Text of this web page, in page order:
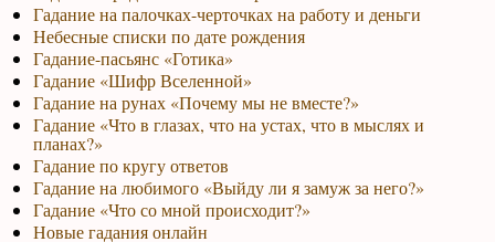
Гадание на палочках-черточках на работу и деньги
Небесные списки по дате рождения
Гадание-пасьянс «Готика»
Гадание «Шифр Вселенной»
Гадание на рунах «Почему мы не вместе?»
Гадание «Что в глазах, что на устах, что в мыслях и
планах?»
Гадание по кругу ответов
Гадание на любимого «Выйду ли я замуж за него?»
Гадание «Что со мной происходит?»
Новые гадания онлайн